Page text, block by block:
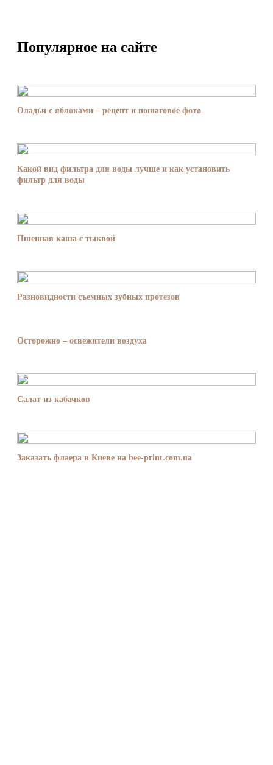
Популярное на сайте
Оладьи с яблоками – рецепт и пошаговое фото
Какой вид фильтра для воды лучше и как установить
фильтр для воды
Пшенная каша с тыквой
Разновидности съемных зубных протезов
Осторожно – освежители воздуха
Салат из кабачков
Заказать флаера в Киеве на bee-print.com.ua